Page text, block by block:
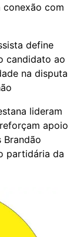
com
define
candidato ao
na disputa
lideram
apoio
Brandão
partidária da